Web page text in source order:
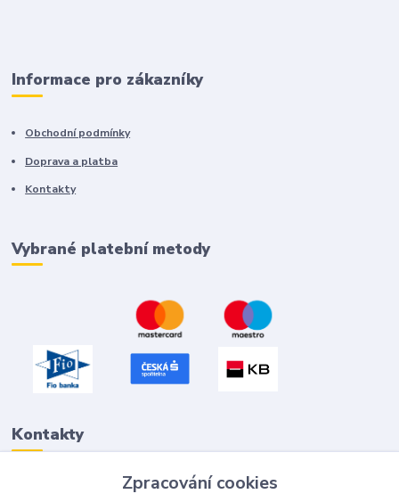
Informace pro zákazníky
Obchodní podmínky
Doprava a platba
Kontakty
Vybrané platební metody
Kontakty
Zpracování cookies